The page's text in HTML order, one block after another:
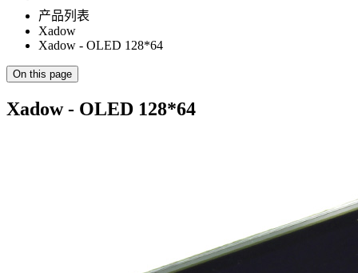
产品列表
Xadow
Xadow - OLED 128*64
On this page
Xadow - OLED 128*64